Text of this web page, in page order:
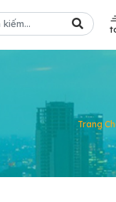
Trang